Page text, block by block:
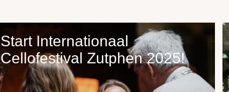
Start Internationaal
Cellofestival Zutphen 2025!